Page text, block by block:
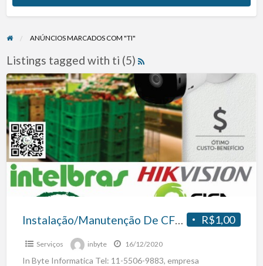
ANÚNCIOS MARCADOS COM "TI"
Listings tagged with ti (5)
R$1,00
Instalação/Manutenção De CFTV – Venda E Instalação
Serviços inbyte 16/12/2020
In Byte Informatica Tel: 11-5506-9883, empresa